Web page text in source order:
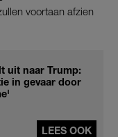
voortaan afzien
uit naar Trump:
in gevaar door
LEES OOK